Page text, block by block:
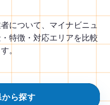
について、マイナビニュ
特徴・対応エリアを比較
。
ら探す